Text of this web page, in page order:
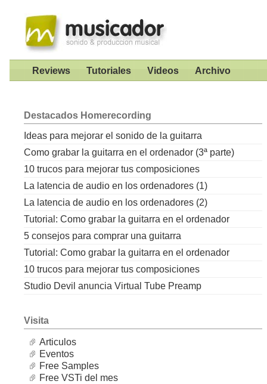
Reviews Tutoriales Videos Archivo
Destacados Homerecording
Ideas para mejorar el sonido de la guitarra
Como grabar la guitarra en el ordenador (3ª parte)
10 trucos para mejorar tus composiciones
La latencia de audio en los ordenadores (1)
La latencia de audio en los ordenadores (2)
Tutorial: Como grabar la guitarra en el ordenador
5 consejos para comprar una guitarra
Tutorial: Como grabar la guitarra en el ordenador
10 trucos para mejorar tus composiciones
Studio Devil anuncia Virtual Tube Preamp
Visita
Articulos
Eventos
Free Samples
Free VSTi del mes